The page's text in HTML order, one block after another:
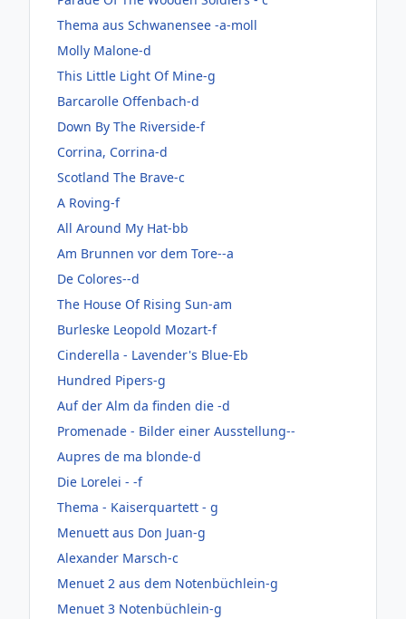
Thema aus Schwanensee -a-moll
Molly Malone-d
This Little Light Of Mine-g
Barcarolle Offenbach-d
Down By The Riverside-f
Corrina, Corrina-d
Scotland The Brave-c
A Roving-f
All Around My Hat-bb
Am Brunnen vor dem Tore--a
De Colores--d
The House Of Rising Sun-am
Burleske Leopold Mozart-f
Cinderella - Lavender's Blue-Eb
Hundred Pipers-g
Auf der Alm da finden die -d
Promenade - Bilder einer Ausstellung--
Aupres de ma blonde-d
Die Lorelei - -f
Thema - Kaiserquartett - g
Menuett aus Don Juan-g
Alexander Marsch-c
Menuet 2 aus dem Notenbüchlein-g
Menuet 3 Notenbüchlein-g